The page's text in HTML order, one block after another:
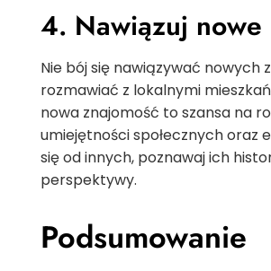
4. Nawiązuj nowe
Nie bój się nawiązywać nowych
rozmawiać z lokalnymi
nowa znajomość to szansa na
umiejętności społecznych oraz
się od innych, poznawaj ich
perspektywy.
Podsumowanie